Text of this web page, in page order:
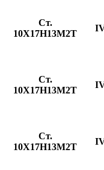
Ст.
10Х17Н13М2Т
Ст.
10Х17Н13М2Т
Ст.
10Х17Н13М2Т